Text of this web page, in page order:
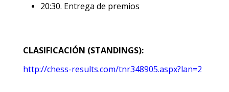
20:30. Entrega de premios
CLASIFICACIÓN (STANDINGS):
http://chess-results.com/tnr348905.aspx?lan=2